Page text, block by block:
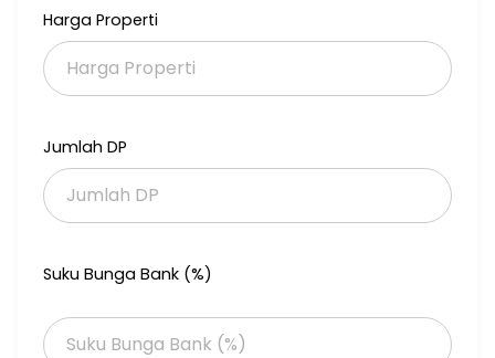
Selling point:
- Rangka baja ringan
- Kusen aluminium
- Lingkungan nyaman & asri
- Sekuriti 24 jam
- Akses tol Nagrak, Jatikarya, & Cibubur
Harga Properti
Jumlah DP
Suku Bunga Bank (%)